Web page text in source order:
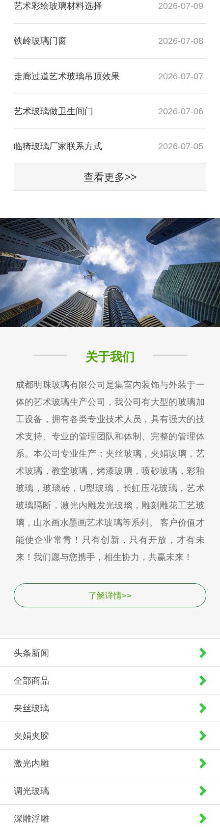
艺术彩绘玻璃材料选择 2026-07-09
铁岭玻璃门窗 2026-07-08
走廊过道艺术玻璃吊顶效果 2026-07-07
艺术玻璃做卫生间门 2026-07-06
临猗玻璃厂家联系方式 2026-07-05
查看更多>>
关于我们
成都明珠玻璃有限公司是集室内装饰与外装于一
体的艺术玻璃生产公司，我公司有大型的玻璃加
工设备，拥有各类专业技术人员，具有强大的技
术支持、专业的管理团队和体制、完整的管理体
系。本公司专业生产：夹丝玻璃，夹娟玻璃，艺
术玻璃，教堂玻璃，烤漆玻璃，喷砂玻璃，彩釉
玻璃，玻璃砖，U型玻璃，长虹压花玻璃，艺术
玻璃隔断，激光内雕发光玻璃，雕刻雕花工艺玻
璃，山水画水墨画艺术玻璃等系列。 客户价值才
能使企业常青！只有创新，只有开放，才有未
来！我们愿与您携手，相生协力，共赢未来！
了解详情>>
头条新闻
全部商品
夹丝玻璃
夹娟夹胶
激光内雕
调光玻璃
深雕浮雕